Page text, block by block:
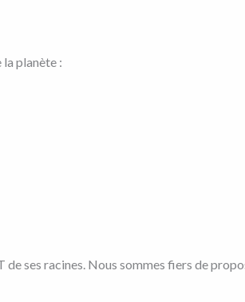
planète :
ses racines. Nous sommes fiers de